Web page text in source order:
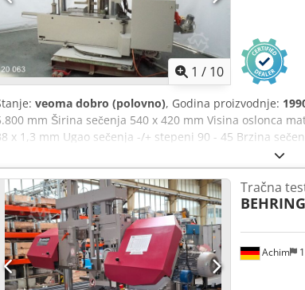
1 / 10
veoma dobro (polovno), Godina proizvodnje:
mm Širina sečenja 540 x 420 mm Visina oslonca
x 1,3 mm Ugao sečenja -/+ stepeni 90 - 45 Brzina
napon 400 V Težina mašine cca 2,4 t Csdpfx Ajzid
590218 - Nagib -85°/+15° - Stezni sistem za
preko električno pogonjenog transportnog valjka sa
hlađenje - Radna lampa
Achim
Tračna